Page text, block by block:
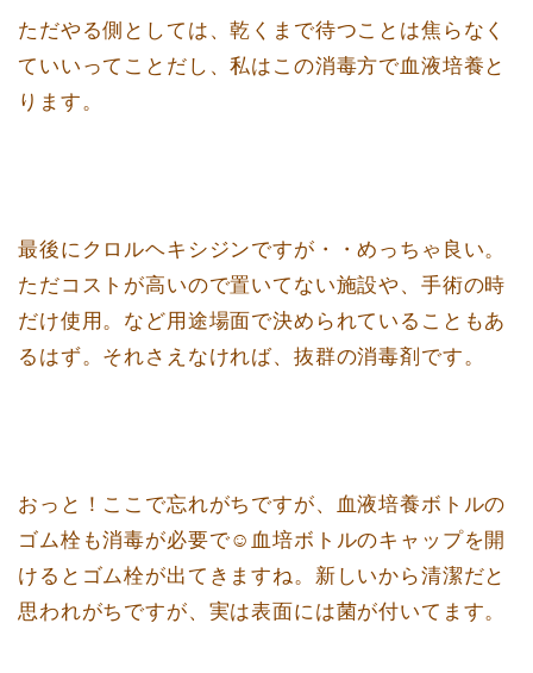
ただやる側としては、乾くまで待つことは焦らなく
ていいってことだし、私はこの消毒方で血液培養と
ります。
最後にクロルヘキシジンですが・・めっちゃ良い。
ただコストが高いので置いてない施設や、手術の時
だけ使用。など用途場面で決められていることもあ
るはず。それさえなければ、抜群の消毒剤です。
おっと！ここで忘れがちですが、血液培養ボトルの
ゴム栓も消毒が必要で☺️血培ボトルのキャップを開
けるとゴム栓が出てきますね。新しいから清潔だと
思われがちですが、実は表面には菌が付いてます。